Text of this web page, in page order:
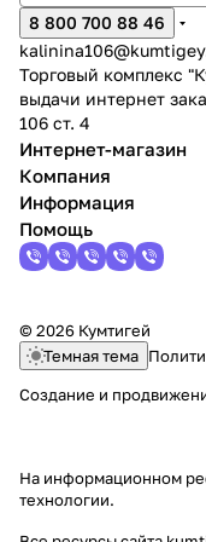
8 800 700 88 46
Торговый комплекс
выдачи интернет
106 ст. 4
Интернет-магазин
Компания
Информация
Помощь
© 2026 Кумтигей
Темная тема
Создание и
На информационном
технологии.